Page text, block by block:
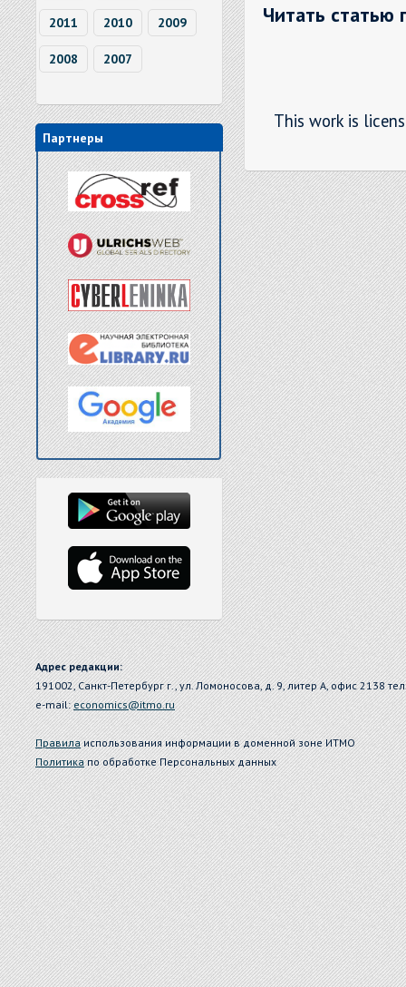
2011 2010 2009
2008 2007
Партнеры
Читать статью
This work is
Адрес редакции:
191002, Санкт-Петербург г., ул. Ломоносова, д. 9, литер А, офис 2138
e-mail:economics@itmo.ru
Правилаиспользования информации в доменной зоне ИТМО
Политикапо обработке Персональных данных